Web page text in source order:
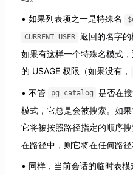
如果列表项之一是特殊名
CURRENT_USER
返回的名字的
如果有这样一个特殊名模式
的 USAGE 权限（如果没有，
不管 pg_catalog
是否在
模式，它总是会被搜索。如
它将被按照路径指定的顺序
在路径中，则它将在任何路径
同样，当前会话的临时表模